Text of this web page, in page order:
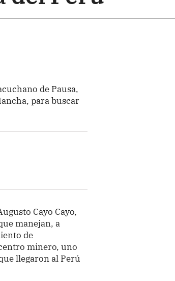
de Pausa,
para buscar
Cayo Cayo,
manejan, a
de
minero, uno
llegaron al Perú